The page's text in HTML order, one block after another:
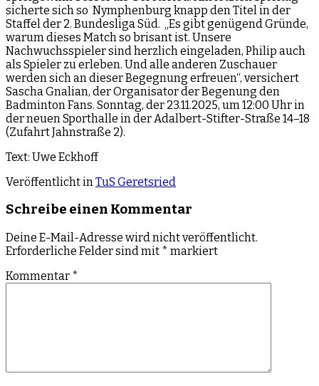
sicherte sich so Nymphenburg knapp den Titel in der
Staffel der 2. Bundesliga Süd. „Es gibt genügend Gründe,
warum dieses Match so brisant ist. Unsere
Nachwuchsspieler sind herzlich eingeladen, Philip auch
als Spieler zu erleben. Und alle anderen Zuschauer
werden sich an dieser Begegnung erfreuen“, versichert
Sascha Gnalian, der Organisator der Begenung den
Badminton Fans. Sonntag, der 23.11.2025, um 12:00 Uhr in
der neuen Sporthalle in der Adalbert-Stifter-Straße 14–18
(Zufahrt Jahnstraße 2).
Text: Uwe Eckhoff
Veröffentlicht in TuS Geretsried
Schreibe einen Kommentar
Deine E-Mail-Adresse wird nicht veröffentlicht.
Erforderliche Felder sind mit * markiert
Kommentar *